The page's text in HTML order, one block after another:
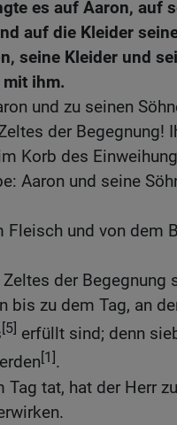
es auf Aaron, auf
auf die Kleider
seine Kleider und
ihm.
und zu seinen
der Begegnung!
Korb des
Aaron und seine
Fleisch und von dem
der Begegnung
bis zu dem Tag, an
[5] erfüllt sind; denn
[1].
Tag tat, hat der Herr